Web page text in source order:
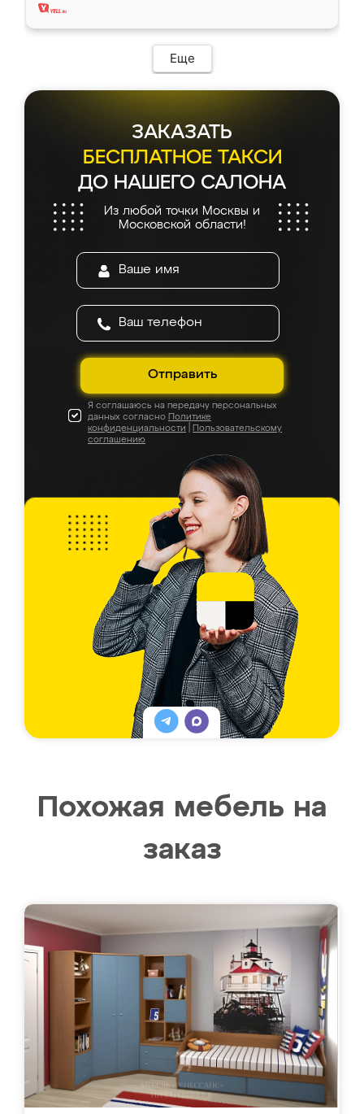
Еще
ЗАКАЗАТЬ
БЕСПЛАТНОЕ ТАКСИ
ДО НАШЕГО САЛОНА
Из любой точки Москвы и
Московской области!
Отправить
Я соглашаюсь на передачу персональных
данных согласно Политике
конфиденциальности
Пользовательскому
соглашению
Похожая мебель на
заказ